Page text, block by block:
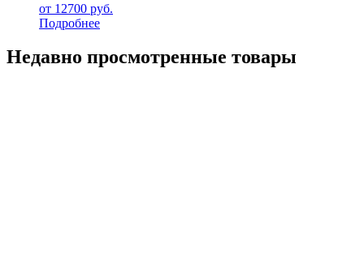
от 12700 руб.
Подробнее
Недавно просмотренные товары